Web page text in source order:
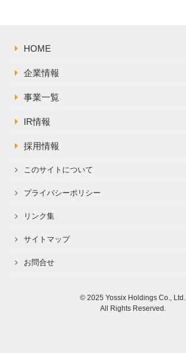
HOME
企業情報
事業一覧
IR情報
採用情報
このサイトについて
プライバシーポリシー
リンク集
サイトマップ
お問合せ
© 2025 Yossix Holdings Co., Ltd.
All Rights Reserved.